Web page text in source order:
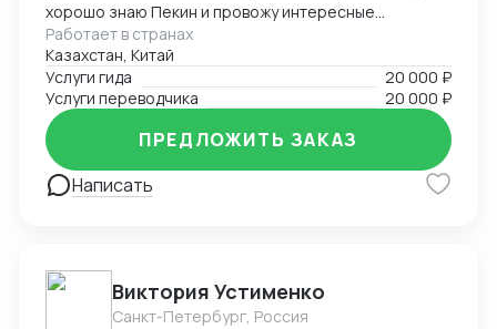
хорошо знаю Пекин и провожу интересные
экскурсии как гид-энтузиаст. Ответственно подхожу
к работе, помогаю гостям чувствовать себя
уверенно и комфортно в любой ситуации.
Работает в странах
Казахстан, Китай
Услуги гида
20 000 ₽
Услуги переводчика
20 000 ₽
Написать
ПРЕДЛОЖИТЬ ЗАКАЗ
Виктория Устименко
Санкт-Петербург, Россия